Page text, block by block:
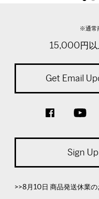
※通常
15,000円以
Get Email
Sign Up
>>8月10日 商品発送休業